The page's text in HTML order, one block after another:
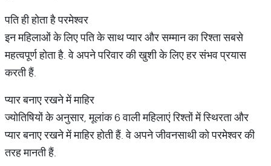
पति ही होता है परमेश्वर
इन महिलाओं के लिए पति के साथ प्यार और सम्मान का रिश्ता सबसे
महत्वपूर्ण होता है. वे अपने परिवार की खुशी के लिए हर संभव प्रयास
करती हैं.
प्यार बनाए रखने में माहिर
ज्योतिषियों के अनुसार, मूलांक 6 वाली महिलाएं रिश्तों में स्थिरता और
प्यार बनाए रखने में माहिर होती हैं. वे अपने जीवनसाथी को परमेश्वर की
तरह मानती हैं.